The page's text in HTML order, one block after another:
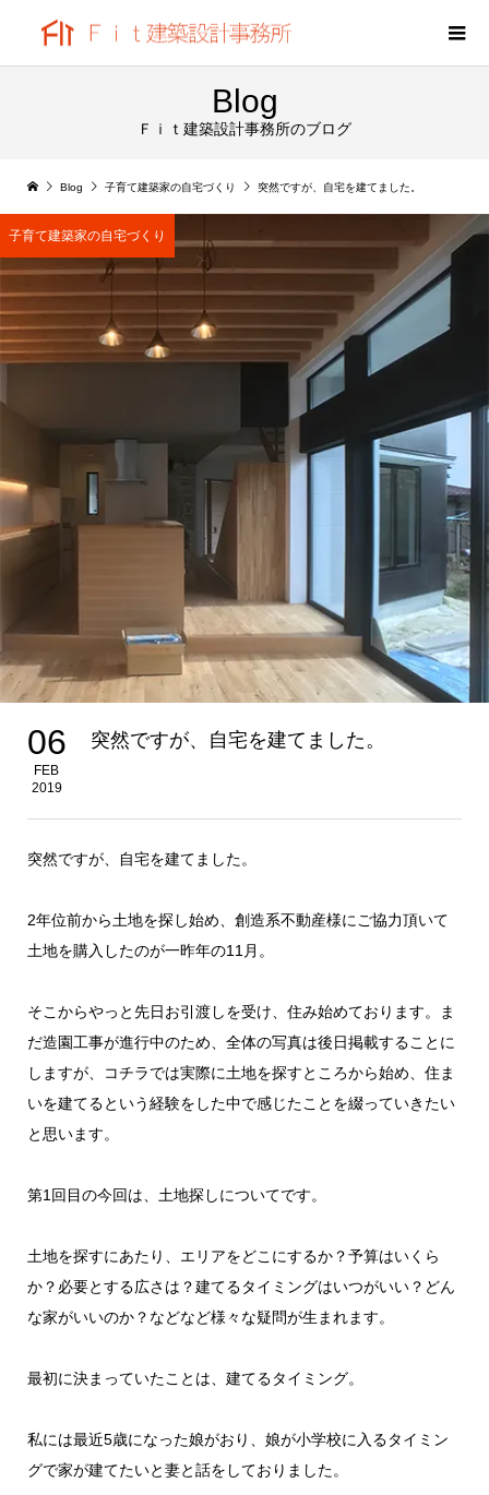
Blog
Ｆｉｔ建築設計事務所のブログ
Blog 子育て建築家の自宅づくり 突然ですが、自宅を建てました。 ​
子育て建築家の自宅づくり
06
FEB
2019
突然ですが、自宅を建てました。 ​
突然ですが、自宅を建てました。
2年位前から土地を探し始め、創造系不動産様にご協力頂いて
土地を購入したのが一昨年の11月。
そこからやっと先日お引渡しを受け、住み始めております。ま
だ造園工事が進行中のため、全体の写真は後日掲載することに
しますが、コチラでは実際に土地を探すところから始め、住ま
いを建てるという経験をした中で感じたことを綴っていきたい
と思います。
第1回目の今回は、土地探しについてです。
土地を探すにあたり、エリアをどこにするか？予算はいくら
か？必要とする広さは？建てるタイミングはいつがいい？どん
な家がいいのか？などなど様々な疑問が生まれます。
最初に決まっていたことは、建てるタイミング。
私には最近5歳になった娘がおり、娘が小学校に入るタイミン
グで家が建てたいと妻と話をしておりました。